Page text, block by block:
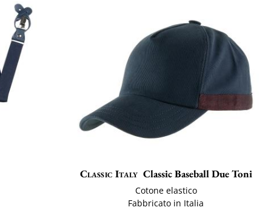
Classic Italy Classic Baseball Due Toni
Cotone elastico
Fabbricato in Italia